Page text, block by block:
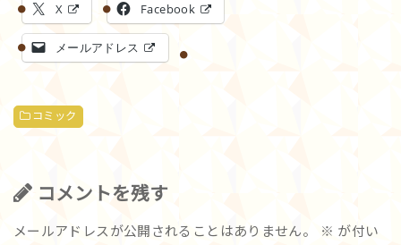
X Facebook
メールアドレス
コミック
コメントを残す
メールアドレスが公開されることはありません。 ※ が付い